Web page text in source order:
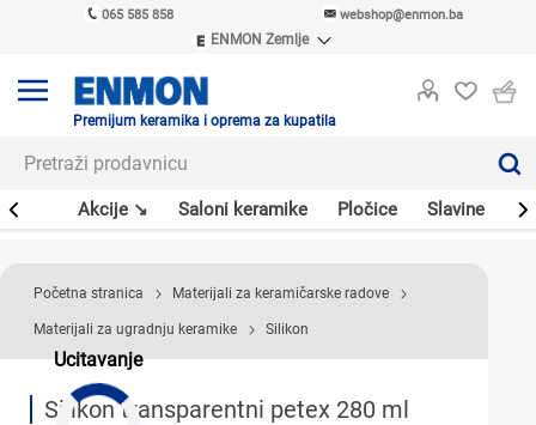
065 585 858 webshop@enmon.ba
ENMON Zemlje
ENMON MKD
Premijum keramika i oprema za kupatila
Akcije ↘ Saloni keramike Pločice Slavine
Ucitavanje
Početna stranica Materijali za keramičarske radove
Materijali za ugradnju keramike Silikon
Silikon transparentni petex 280 ml